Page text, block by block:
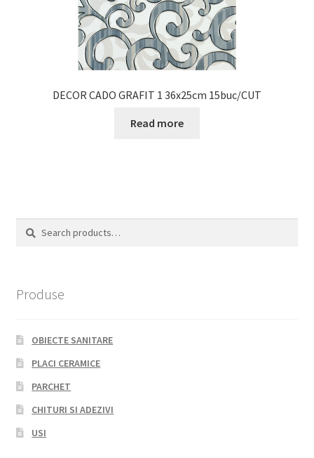
DECOR CADO GRAFIT 1 36x25cm 15buc/CUT
Read more
Search
Search
Produse
OBIECTE SANITARE
PLACI CERAMICE
PARCHET
CHITURI SI ADEZIVI
USI